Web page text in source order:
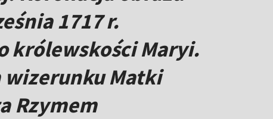
1717 r.
królewskości Maryi.
wizerunku Matki
Rzymem